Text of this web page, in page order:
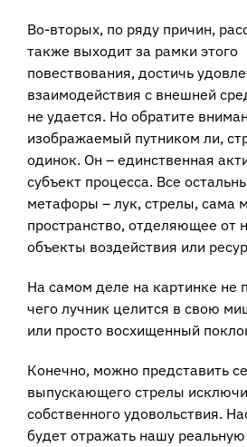
Во-вторых, по ряду причин,
также выходит за рамки этого
повествования, достичь
взаимодействия с внешней
не удается. Но обратите
изображаемый путником ли,
одинок. Он – единственная
субъект процесса. Все
метафоры – лук, стрелы, сама
пространство, отделяющее от
объекты воздействия или
На самом деле на картинке не
чего лучник целится в свою
или просто восхищенный
Конечно, можно представить
выпускающего стрелы
собственного удовольствия.
будет отражать нашу